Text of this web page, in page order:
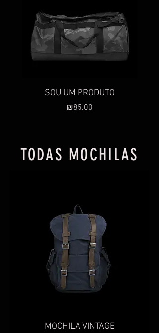
SOU UM PRODUTO
Preço
₪85.00
TODAS MOCHILAS
MOCHILA VINTAGE